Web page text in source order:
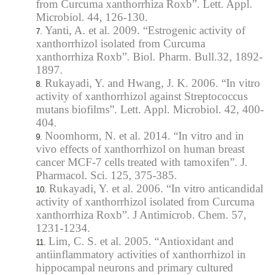
from Curcuma xanthorrhiza Roxb”. Lett. Appl.
Microbiol. 44, 126-130.
Yanti, A. et al. 2009. “Estrogenic activity of
xanthorrhizol isolated from Curcuma
xanthorrhiza Roxb”. Biol. Pharm. Bull.32, 1892-
1897.
Rukayadi, Y. and Hwang, J. K. 2006. “In vitro
activity of xanthorrhizol against Streptococcus
mutans biofilms”. Lett. Appl. Microbiol. 42, 400-
404.
Noomhorm, N. et al. 2014. “In vitro and in
vivo effects of xanthorrhizol on human breast
cancer MCF-7 cells treated with tamoxifen”. J.
Pharmacol. Sci. 125, 375-385.
Rukayadi, Y. et al. 2006. “In vitro anticandidal
activity of xanthorrhizol isolated from Curcuma
xanthorrhiza Roxb”. J Antimicrob. Chem. 57,
1231-1234.
Lim, C. S. et al. 2005. “Antioxidant and
antiinflammatory activities of xanthorrhizol in
hippocampal neurons and primary cultured